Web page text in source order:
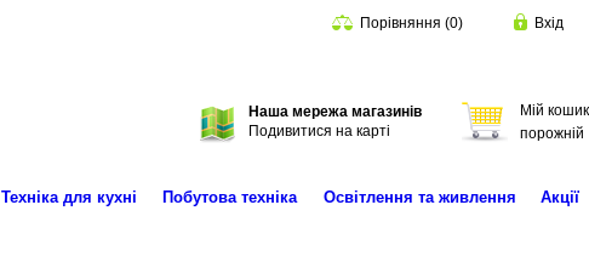
Порівняння (0) Вхід
Наша мережа магазинів
Подивитися на карті
Мій кошик
порожній
Техніка для кухні Побутова техніка Освітлення та живлення Акції